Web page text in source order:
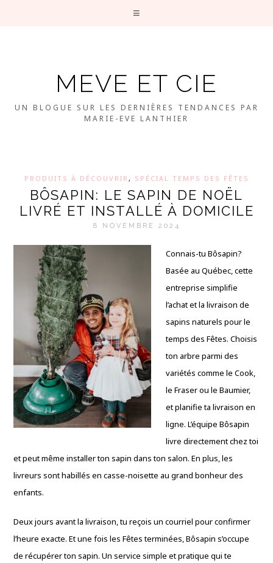
MEVE ET CIE
UN BLOGUE SUR LES DERNIÈRES TENDANCES PAR
MARIE-EVE LANTHIER
PRODUITS À DÉCOUVRIR , SPÉCIAL TEMPS DES FÊTES
BÔSAPIN: LE SAPIN DE NOËL
LIVRÉ ET INSTALLÉ À DOMICILE
8 NOVEMBRE 2024
Connais-tu Bôsapin?
Basée au Québec, cette
entreprise simplifie
l’achat et la livraison de
sapins naturels pour le
temps des Fêtes. Choisis
ton arbre parmi des
variétés comme le Cook,
le Fraser ou le Baumier,
et planifie ta livraison en
ligne. L’équipe Bôsapin
livre directement chez toi
et peut même installer ton sapin dans ton salon. En plus, les
livreurs sont habillés en casse-noisette au grand bonheur des
enfants.
Deux jours avant la livraison, tu reçois un courriel pour confirmer
l’heure exacte. Et une fois les Fêtes terminées, Bôsapin s’occupe
de récupérer ton sapin. Un service simple et pratique qui te